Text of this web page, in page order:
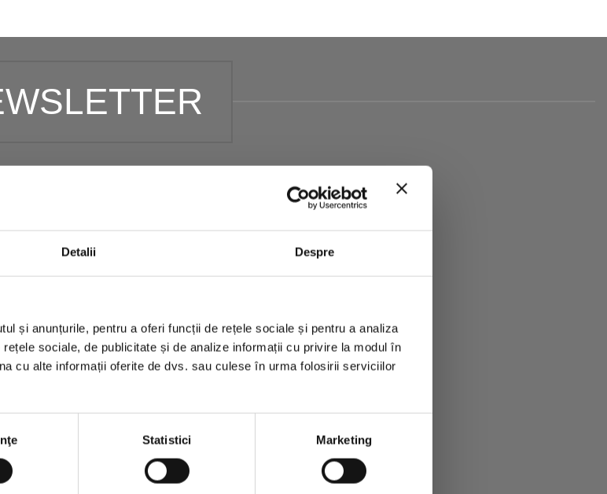
Detalii Despre
și anunțurile, pentru a oferi funcții de rețele sociale și pentru a analiza
sociale, de publicitate și de analize informații cu privire la modul în
cu alte informații oferite de dvs. sau culese în urma folosirii serviciilor
Statistici Marketing
a fi la curent cu toate promoțiile Vagheggi! Vei
la următoarea achiziție.
prelucrarea datelor mele personale.